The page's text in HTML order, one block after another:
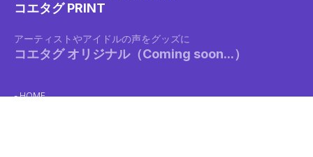
コエタグ PRINT
アーティストやアイドルの声をグッズに
コエタグ オリジナル（Coming soon...）
HOME